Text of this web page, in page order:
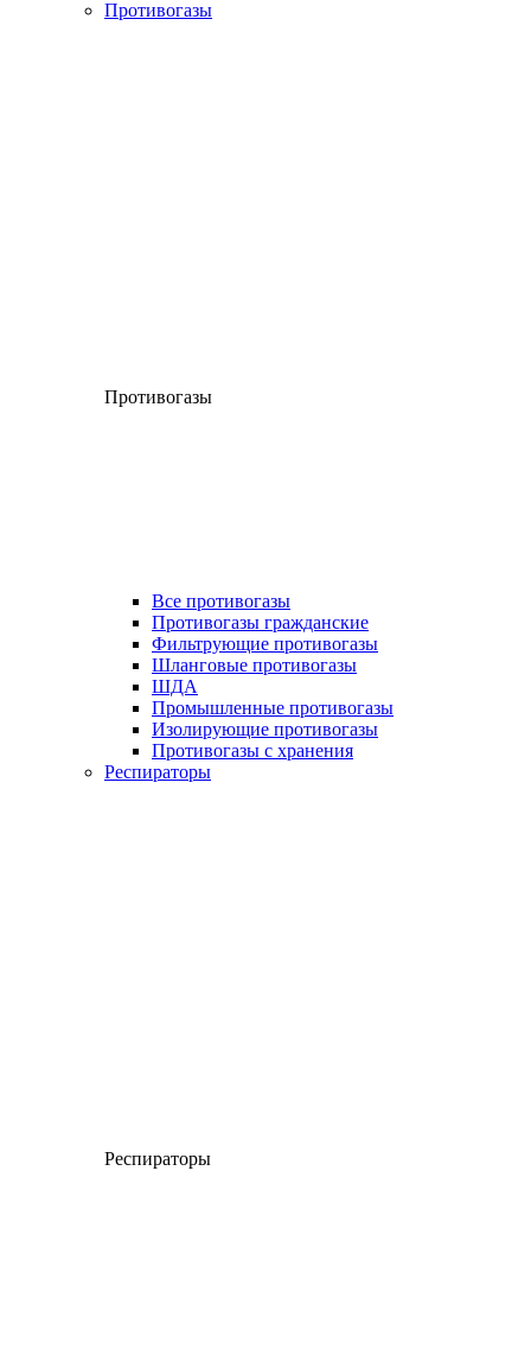
Противогазы
Противогазы
Все противогазы
Противогазы гражданские
Фильтрующие противогазы
Шланговые противогазы
ШДА
Промышленные противогазы
Изолирующие противогазы
Противогазы с хранения
Респираторы
Респираторы